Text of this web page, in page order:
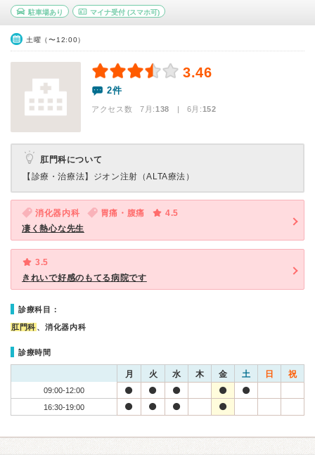
駐車場あり マイナ受付(スマホ可)
土曜（〜12:00）
3.46
2件
アクセス数 7月:138 | 6月:152
肛門科について
【診療・治療法】 ジオン注射（ALTA療法）
消化器内科 胃痛・腹痛
4.5
凄く熱心な先生
3.5
きれいで好感のもてる病院です
診療科目：
肛門科 、消化器内科
診療時間
月 火 水 木 金 土 日 祝
09:00-12:00
16:30-19:00